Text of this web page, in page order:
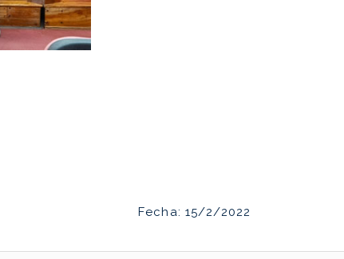
Fecha: 15/2/2022